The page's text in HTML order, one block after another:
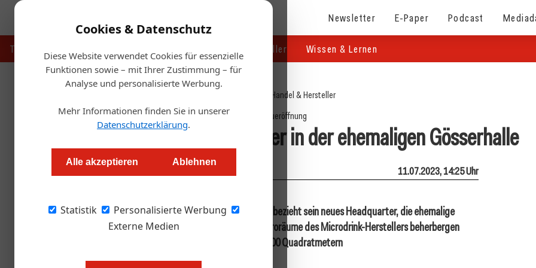
Cookies & Datenschutz
Diese Website verwendet Cookies für essenzielle
Funktionen sowie – mit Ihrer Zustimmung – für
Analyse und personalisierte Werbung.
Mehr Informationen finden Sie in unserer
Datenschutzerklärung.
Alle akzeptieren Ablehnen
Statistik
Personalisierte Werbung
Externe Medien
Newsletter E-Paper Podcast
Touristik Handel & Hersteller Wissen & Lernen
Handel & Hersteller
Neueröffnung
Waterdrop: neues Headquarter in der ehemaligen Gösserhalle
Markus Höller 11.07.2023, 14:25 Uhr
Das österreichische Unternehmen waterdrop® bezieht sein neues Headquarter, die ehemalige
Gösserhalle im 10. Bezirk in Wien. Die neuen Büroräume des Microdrink-Herstellers beherbergen
rund 200 Arbeitsplätze auf einer Fläche von 3.000 Quadratmetern